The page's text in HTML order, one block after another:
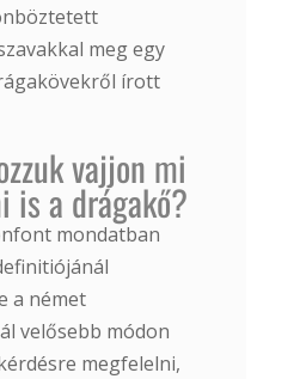
meg egy
írott
vajjon mi
is a drágakő?
mondatban
a német
velősebb módon
megfelelni,